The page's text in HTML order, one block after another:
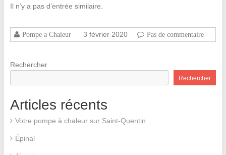
Il n’y a pas d’entrée similaire.
Pompe a Chaleur 3 février 2020 Pas de commentaire
Rechercher
Rechercher
Articles récents
Votre pompe à chaleur sur Saint-Quentin
Épinal